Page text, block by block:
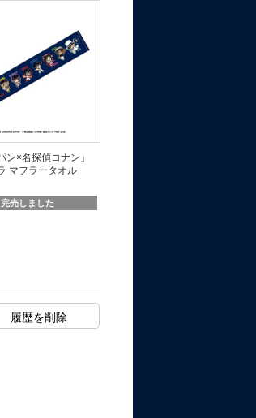
ン×名探偵コナン」
マフラータオル
完売しました